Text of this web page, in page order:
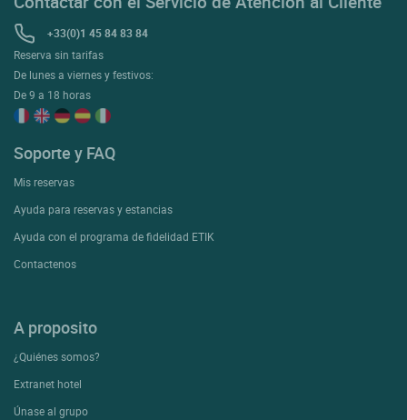
+33(0)1 45 84 83 84
Reserva sin tarifas
De lunes a viernes y festivos:
De 9 a 18 horas
Soporte y FAQ
Mis reservas
Ayuda para reservas y estancias
Ayuda con el programa de fidelidad ETIK
Contactenos
A proposito
¿Quiénes somos?
Extranet hotel
Únase al grupo